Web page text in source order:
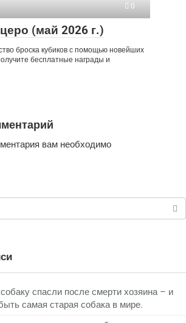
0
(май 2026 г.)
броска кубиков с помощью новейших
бесплатные награды и
вам необходимо
спасли после смерти хозяина – и
самая старая собака в мире.